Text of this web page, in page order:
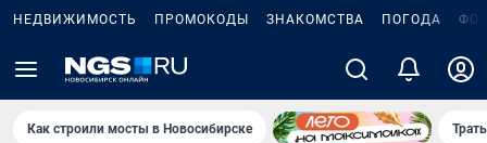
НЕДВИЖИМОСТЬ ПРОМОКОДЫ ЗНАКОМСТВА ПОГОДА
Как строили мосты в Новосибирске